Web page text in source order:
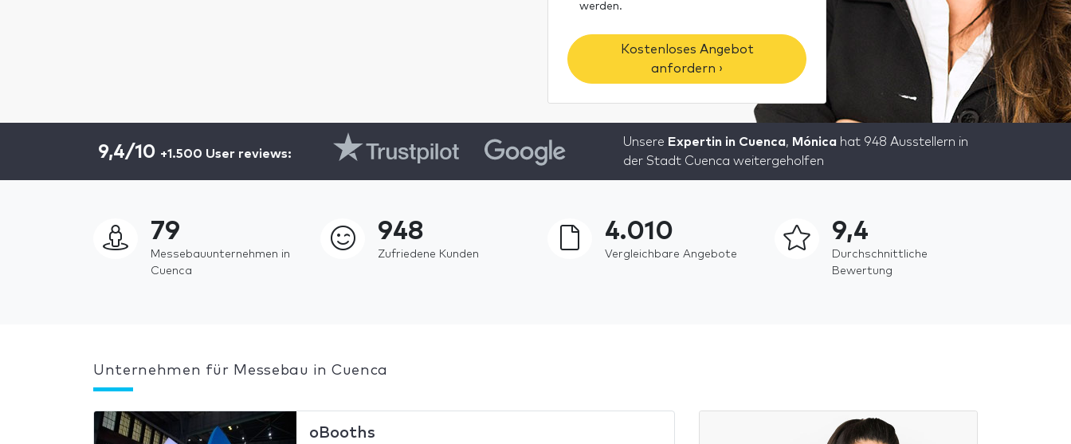
werden.
Kostenloses Angebot
anfordern ›
9,4/10 +1.500 User reviews:
Unsere Expertin in Cuenca, Mónica hat 948 Ausstellern in
der Stadt Cuenca weitergeholfen
79
Messebauunternehmen in
Cuenca
948
Zufriedene Kunden
4.010
Vergleichbare Angebote
9,4
Durchschnittliche
Bewertung
Unternehmen für Messebau in Cuenca
oBooths